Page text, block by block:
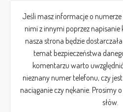
Jeśli masz informacje o numerze
nimi z innymi poprzez
nasza strona będzie
temat bezpieczeństwa
komentarzu warto
nieznany numer telefonu, czy
naciąganie czy nękanie. Prosimy
słów.